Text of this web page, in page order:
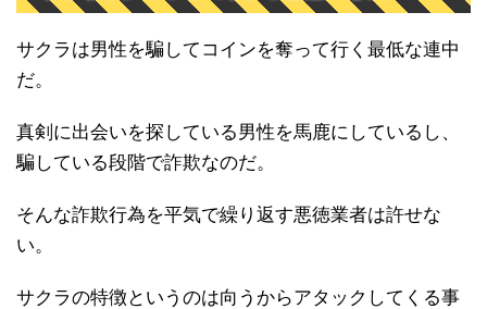
サクラは男性を騙してコインを奪って行く最低な連中
だ。
真剣に出会いを探している男性を馬鹿にしているし、
騙している段階で詐欺なのだ。
そんな詐欺行為を平気で繰り返す悪徳業者は許せな
い。
サクラの特徴というのは向うからアタックしてくる事